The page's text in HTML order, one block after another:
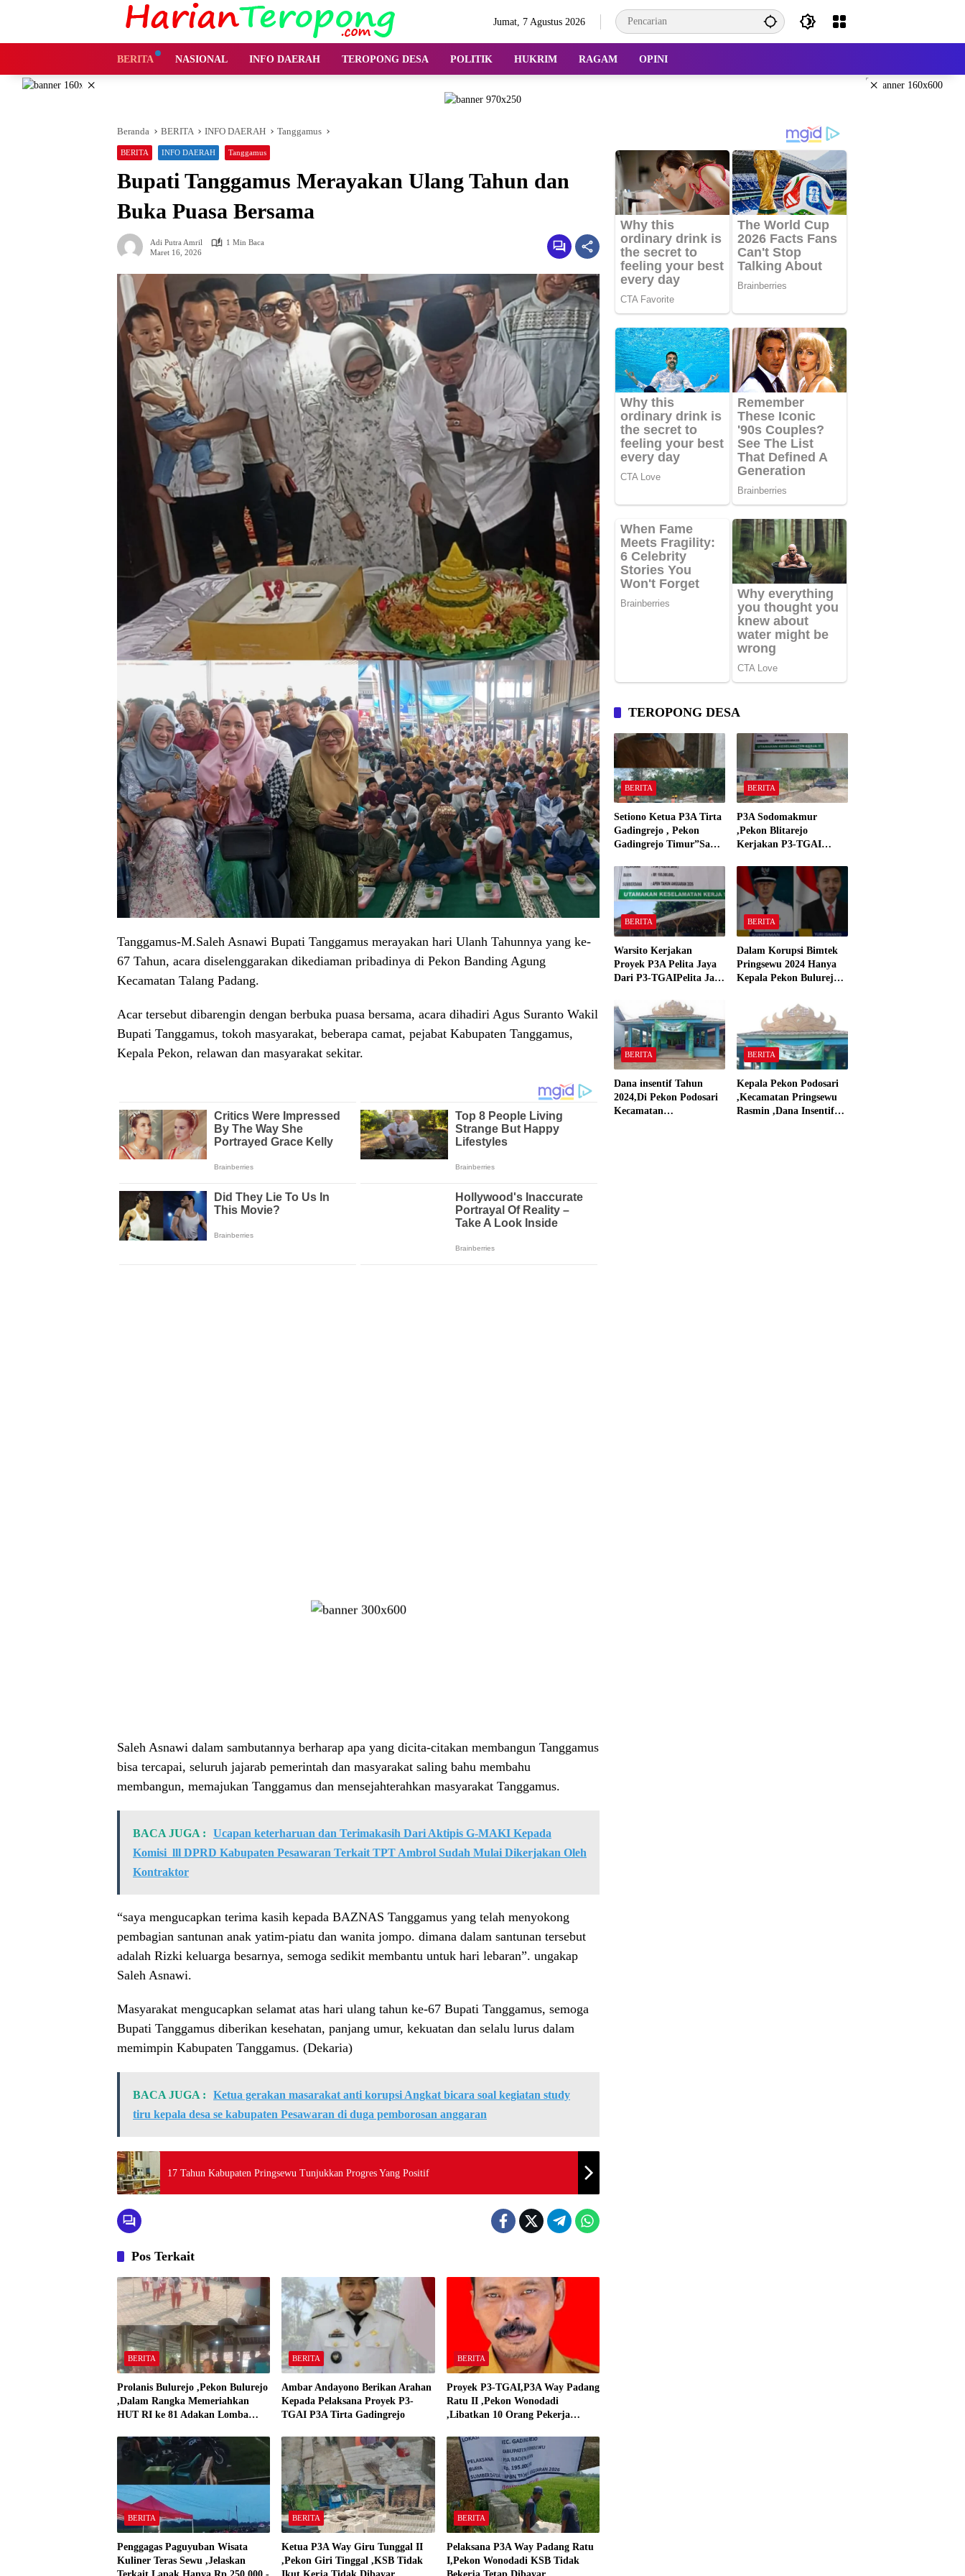
Jumat, 7 Agustus 2026
BERITA NASIONAL INFO DAERAH TEROPONG DESA POLITIK HUKRIM RAGAM OPINI
× ×
Beranda BERITA INFO DAERAH Tanggamus
BERITA INFO DAERAH Tanggamus
Bupati Tanggamus Merayakan Ulang Tahun dan
Buka Puasa Bersama
Adi Putra Amril
1 Min Baca
Maret 16, 2026
Tanggamus-M.Saleh Asnawi Bupati Tanggamus merayakan hari Ulanh Tahunnya yang ke-
67 Tahun, acara diselenggarakan dikediaman pribadinya di Pekon Banding Agung
Kecamatan Talang Padang.
Acar tersebut dibarengin dengan berbuka puasa bersama, acara dihadiri Agus Suranto Wakil
Bupati Tanggamus, tokoh masyarakat, beberapa camat, pejabat Kabupaten Tanggamus,
Kepala Pekon, relawan dan masyarakat sekitar.
Saleh Asnawi dalam sambutannya berharap apa yang dicita-citakan membangun Tanggamus
bisa tercapai, seluruh jajarab pemerintah dan masyarakat saling bahu membahu
membangun, memajukan Tanggamus dan mensejahterahkan masyarakat Tanggamus.
BACA JUGA :
Ucapan keterharuan dan Terimakasih Dari Aktipis G-MAKI Kepada
Komisi lll DPRD Kabupaten Pesawaran Terkait TPT Ambrol Sudah Mulai Dikerjakan Oleh
Kontraktor
“saya mengucapkan terima kasih kepada BAZNAS Tanggamus yang telah menyokong
pembagian santunan anak yatim-piatu dan wanita jompo. dimana dalam santunan tersebut
adalah Rizki keluarga besarnya, semoga sedikit membantu untuk hari lebaran”. ungakap
Saleh Asnawi.
Masyarakat mengucapkan selamat atas hari ulang tahun ke-67 Bupati Tanggamus, semoga
Bupati Tanggamus diberikan kesehatan, panjang umur, kekuatan dan selalu lurus dalam
memimpin Kabupaten Tanggamus. (Dekaria)
BACA JUGA :
Ketua gerakan masarakat anti korupsi Angkat bicara soal kegiatan study
tiru kepala desa se kabupaten Pesawaran di duga pemborosan anggaran
17 Tahun Kabupaten Pringsewu Tunjukkan Progres Yang Positif
Pos Terkait
BERITA
Prolanis Bulurejo ,Pekon Bulurejo
,Dalam Rangka Memeriahkan
HUT RI ke 81 Adakan Lomba
BERITA
Ambar Andayono Berikan Arahan
Kepada Pelaksana Proyek P3-
TGAI P3A Tirta Gadingrejo
BERITA
Proyek P3-TGAI,P3A Way Padang
Ratu II ,Pekon Wonodadi
,Libatkan 10 Orang Pekerja
BERITA
Penggagas Paguyuban Wisata
Kuliner Teras Sewu ,Jelaskan
BERITA
Ketua P3A Way Giru Tunggal II
,Pekon Giri Tinggal ,KSB Tidak
BERITA
Pelaksana P3A Way Padang Ratu
I,Pekon Wonodadi KSB Tidak
TEROPONG DESA
BERITA
Setiono Ketua P3A Tirta
Gadingrejo , Pekon
Gadingrejo Timur”Saya
Bakar Kantor Camat
Gadingrejo Tahun 2000″
BERITA
P3A Sodomakmur
,Pekon Blitarejo
Kerjakan P3-TGAI
Spesifikasinya
BERITA
Warsito Kerjakan
Proyek P3A Pelita Jaya
Dari P3-TGAIPelita Jaya
“Semua Material Sesuai
Standar”
BERITA
Dalam Korupsi Bimtek
Pringsewu 2024 Hanya
Kepala Pekon Bulurejo
dan Dana Insentif Pekon
BERITA
Dana insentif Tahun
2024,Di Pekon Podosari
Kecamatan
BERITA
Kepala Pekon Podosari
,Kecamatan Pringsewu
Rasmin ,Dana Insentif